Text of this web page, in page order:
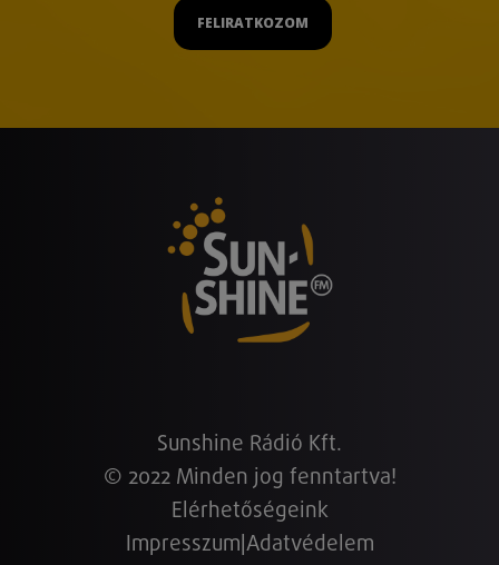
FELIRATKOZOM
Sunshine Rádió Kft.
© 2022 Minden jog fenntartva!
Elérhetőségeink
Impresszum Adatvédelem